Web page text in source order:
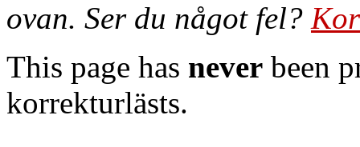
ovan. Ser du något fel?
This page has never been
korrekturlästs.